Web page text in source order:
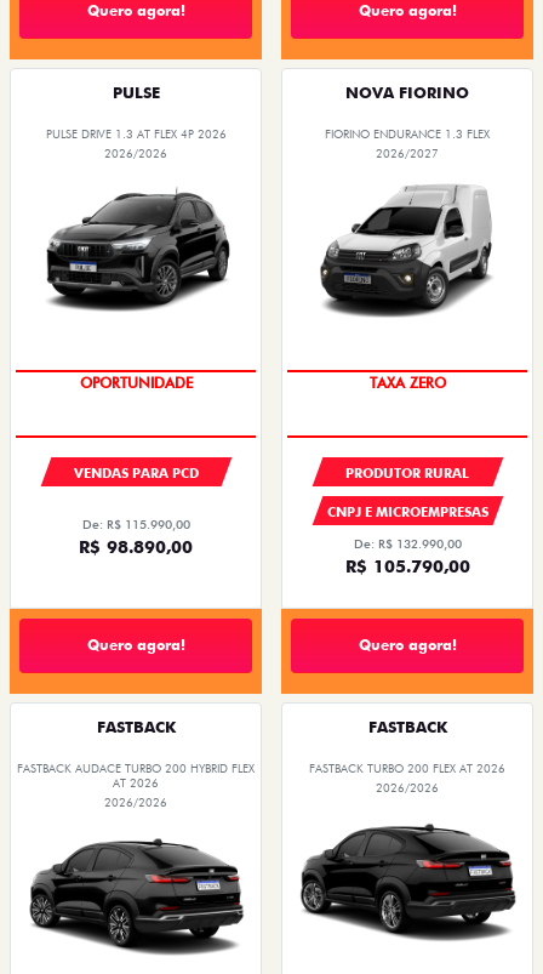
Quero agora! Quero agora!
PULSE
PULSE DRIVE 1.3 AT FLEX 4P 2026
2026/2026
OPORTUNIDADE
VENDAS PARA PCD
De: R$ 115.990,00
R$ 98.890,00
Quero agora!
NOVA FIORINO
FIORINO ENDURANCE 1.3 FLEX
2026/2027
TAXA ZERO
PRODUTOR RURAL
CNPJ E MICROEMPRESAS
De: R$ 132.990,00
R$ 105.790,00
Quero agora!
FASTBACK
FASTBACK AUDACE TURBO 200 HYBRID FLEX
AT 2026
2026/2026
FASTBACK
FASTBACK TURBO 200 FLEX AT 2026
2026/2026